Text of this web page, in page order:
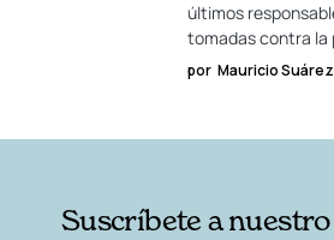
últimos
tomadas contra la
por Mauricio Suárez
Suscríbete a